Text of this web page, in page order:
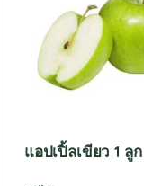
แอปเปิ้ลเขียว 1 ลูก